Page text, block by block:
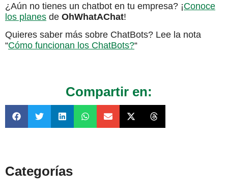
¿Aún no tienes un chatbot en tu empresa? ¡Conoce
los planes de OhWhatAChat!
Quieres saber más sobre ChatBots? Lee la nota
“Cómo funcionan los ChatBots?“
Compartir en:
Categorías